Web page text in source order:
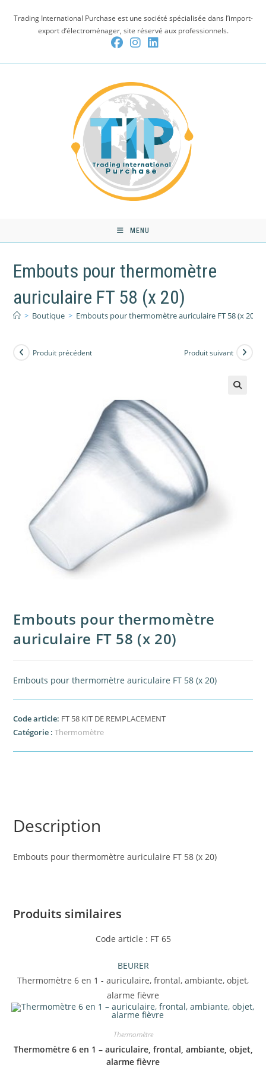
Trading International Purchase est une société spécialisée dans l’import-
export d’électroménager, site réservé aux professionnels.
MENU
Embouts pour thermomètre
auriculaire FT 58 (x 20)
> Boutique > Embouts pour thermomètre auriculaire FT 58 (x 20)
Produit précédent Produit suivant
Embouts pour thermomètre
auriculaire FT 58 (x 20)
Embouts pour thermomètre auriculaire FT 58 (x 20)
Code article: FT 58 KIT DE REMPLACEMENT
Catégorie :Thermomètre
Description
Embouts pour thermomètre auriculaire FT 58 (x 20)
Produits similaires
Code article : FT 65
BEURER
Thermomètre 6 en 1 - auriculaire, frontal, ambiante, objet,
alarme fièvre
Thermomètre
Thermomètre 6 en 1 – auriculaire, frontal, ambiante, objet,
alarme fièvre